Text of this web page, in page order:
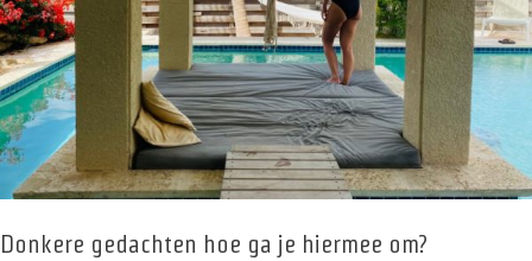
Donkere gedachten hoe ga je hiermee om?